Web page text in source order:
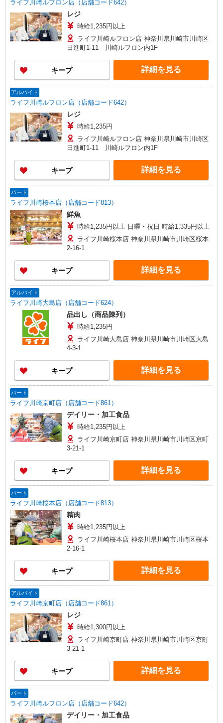
ライフ川崎ルフロン店（店舗コード642）
レジ
時給1,235円以上
ライフ川崎ルフロン店 神奈川県川崎市川崎区
日進町1-11 川崎ルフロン内1F
キープ 詳細を見る
アルバイト
ライフ川崎ルフロン店（店舗コード642）
レジ
時給1,235円
ライフ川崎ルフロン店 神奈川県川崎市川崎区
日進町1-11 川崎ルフロン内1F
キープ 詳細を見る
パート
ライフ川崎桜本店（店舗コード813）
鮮魚
時給1,235円以上 日曜・祝日 時給1,335円以上
ライフ川崎桜本店 神奈川県川崎市川崎区桜本
2-16-1
キープ 詳細を見る
アルバイト
ライフ川崎大島店（店舗コード624）
品出し（商品陳列）
時給1,235円
ライフ川崎大島店 神奈川県川崎市川崎区大島
4-3-1
キープ 詳細を見る
パート
ライフ川崎京町店（店舗コード861）
デイリー・加工食品
時給1,235円以上
ライフ川崎京町店 神奈川県川崎市川崎区京町
3-21-1
キープ 詳細を見る
パート
ライフ川崎桜本店（店舗コード813）
精肉
時給1,235円以上
ライフ川崎桜本店 神奈川県川崎市川崎区桜本
2-16-1
キープ 詳細を見る
アルバイト
ライフ川崎京町店（店舗コード861）
レジ
時給1,300円以上
ライフ川崎京町店 神奈川県川崎市川崎区京町
3-21-1
キープ 詳細を見る
パート
ライフ川崎ルフロン店（店舗コード642）
デイリー・加工食品